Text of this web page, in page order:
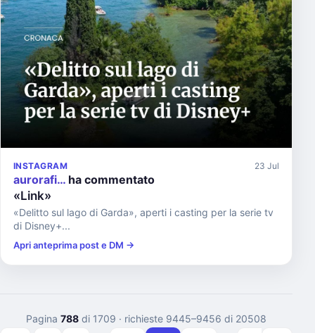
INSTAGRAM 23 Jul
aurorafi… ha commentato
«Link»
«Delitto sul lago di Garda», aperti i casting per la serie tv
di Disney+...
Apri anteprima post e DM →
Pagina 788 di 1709 · richieste 9445–9456 di 20508